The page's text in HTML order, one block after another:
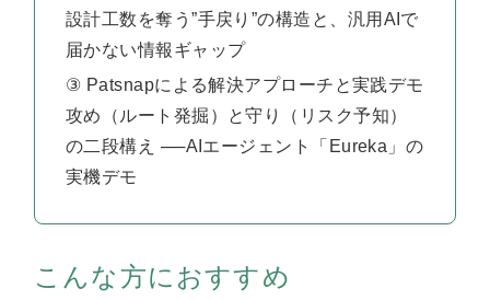
設計工数を奪う”手戻り”の構造と、汎用AIで
届かない情報ギャップ
③ Patsnapによる解決アプローチと実践デモ
攻め（ルート発掘）と守り（リスク予知）
の二段構え ──AIエージェント「Eureka」の
実機デモ
こんな方におすすめ